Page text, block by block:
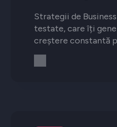
Strategii de
testate, care îți
creștere constantă